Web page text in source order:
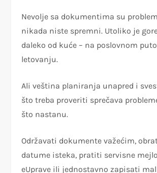
Nevolje sa dokumentima su
nikada niste spremni. Utoliko je
daleko od kuće – na poslovnom
letovanju.
Ali veština planiranja unapred i
što treba proveriti sprečava
što nastanu.
Održavati dokumente važećim,
datume isteka, pratiti servisne
eUprave ili jednostavno zapisati